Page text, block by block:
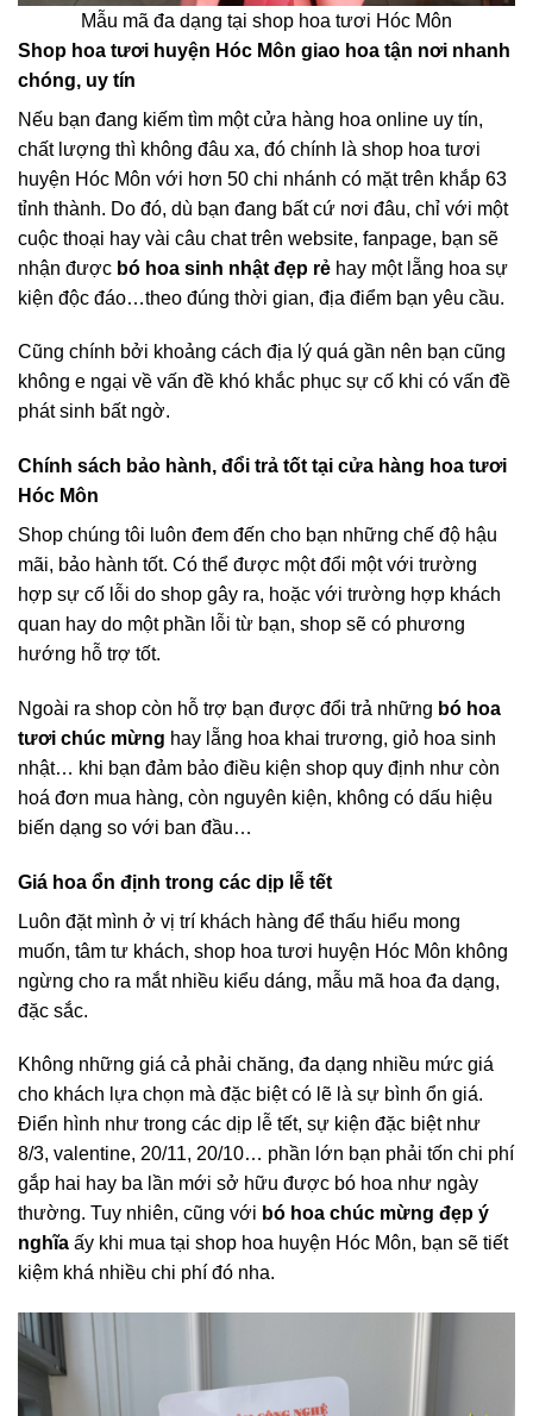
Mẫu mã đa dạng tại shop hoa tươi Hóc Môn
Shop hoa tươi huyện Hóc Môn giao hoa tận nơi nhanh
chóng, uy tín
Nếu bạn đang kiếm tìm một cửa hàng hoa online uy tín,
chất lượng thì không đâu xa, đó chính là shop hoa tươi
huyện Hóc Môn với hơn 50 chi nhánh có mặt trên khắp 63
tỉnh thành. Do đó, dù bạn đang bất cứ nơi đâu, chỉ với một
cuộc thoại hay vài câu chat trên website, fanpage, bạn sẽ
nhận được bó hoa sinh nhật đẹp rẻ hay một lẵng hoa sự
kiện độc đáo…theo đúng thời gian, địa điểm bạn yêu cầu.
Cũng chính bởi khoảng cách địa lý quá gần nên bạn cũng
không e ngại về vấn đề khó khắc phục sự cố khi có vấn đề
phát sinh bất ngờ.
Chính sách bảo hành, đổi trả tốt tại cửa hàng hoa tươi
Hóc Môn
Shop chúng tôi luôn đem đến cho bạn những chế độ hậu
mãi, bảo hành tốt. Có thể được một đổi một với trường
hợp sự cố lỗi do shop gây ra, hoặc với trường hợp khách
quan hay do một phần lỗi từ bạn, shop sẽ có phương
hướng hỗ trợ tốt.
Ngoài ra shop còn hỗ trợ bạn được đổi trả những bó hoa
tươi chúc mừng hay lẵng hoa khai trương, giỏ hoa sinh
nhật… khi bạn đảm bảo điều kiện shop quy định như còn
hoá đơn mua hàng, còn nguyên kiện, không có dấu hiệu
biến dạng so với ban đầu…
Giá hoa ổn định trong các dịp lễ tết
Luôn đặt mình ở vị trí khách hàng để thấu hiểu mong
muốn, tâm tư khách, shop hoa tươi huyện Hóc Môn không
ngừng cho ra mắt nhiều kiểu dáng, mẫu mã hoa đa dạng,
đặc sắc.
Không những giá cả phải chăng, đa dạng nhiều mức giá
cho khách lựa chọn mà đặc biệt có lẽ là sự bình ổn giá.
Điển hình như trong các dịp lễ tết, sự kiện đặc biệt như
8/3, valentine, 20/11, 20/10… phần lớn bạn phải tốn chi phí
gắp hai hay ba lần mới sở hữu được bó hoa như ngày
thường. Tuy nhiên, cũng với bó hoa chúc mừng đẹp ý
nghĩa ấy khi mua tại shop hoa huyện Hóc Môn, bạn sẽ tiết
kiệm khá nhiều chi phí đó nha.